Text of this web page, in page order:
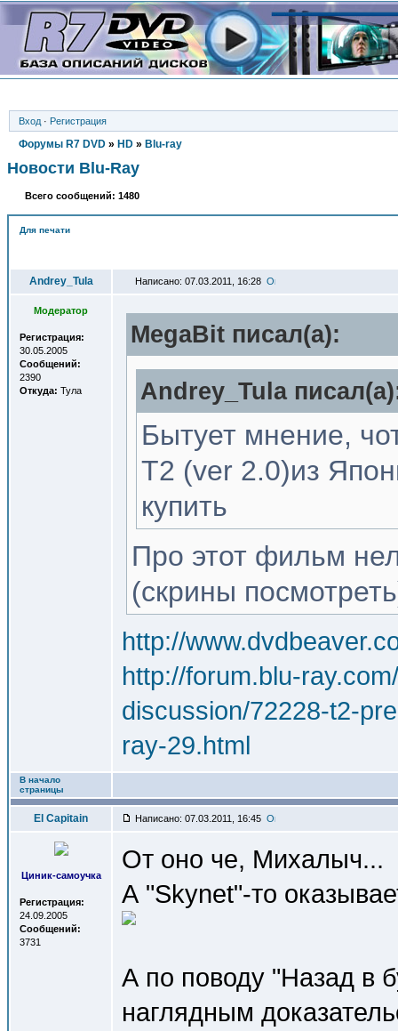
Вход · Регистрация
Форумы R7 DVD » HD » Blu-ray
Новости Blu-Ray
Всего сообщений: 1480
Для печати
Andrey_Tula Написано: 07.03.2011, 16:28
Модератор
Регистрация:
30.05.2005
Сообщений:
2390
Откуда: Тула
MegaBit писал(a):
Andrey_Tula
Бытует мнение,
T2 (ver 2.0)из
купить
Про этот фильм
(скрины
http://
http://forum.blu-
discussion/72228-t2-
ray-29.html
В начало
страницы
El Capitain Написано: 07.03.2011, 16:45
Циник-самоучка
Регистрация:
24.09.2005
Сообщений:
3731
От оно че, Михалыч...
А "Skynet"-то
А по поводу "Назад в
наглядным